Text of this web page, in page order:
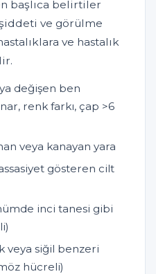
başlıca belirtiler
ve görülme
ve hastalık
değişen ben
renk farkı, çap >6
veya kanayan yara
gösteren cilt
inci tanesi gibi
veya siğil benzeri
hücreli)